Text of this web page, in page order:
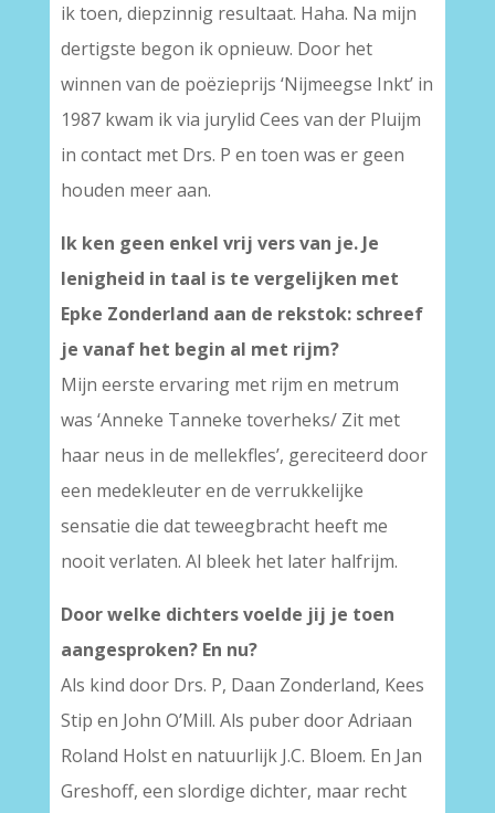
ik toen, diepzinnig resultaat. Haha. Na mijn
dertigste begon ik opnieuw. Door het
winnen van de poëzieprijs ‘Nijmeegse Inkt’ in
1987 kwam ik via jurylid Cees van der Pluijm
in contact met Drs. P en toen was er geen
houden meer aan.
Ik ken geen enkel vrij vers van je. Je
lenigheid in taal is te vergelijken met
Epke Zonderland aan de rekstok: schreef
je vanaf het begin al met rijm?
Mijn eerste ervaring met rijm en metrum
was ‘Anneke Tanneke toverheks/ Zit met
haar neus in de mellekfles’, gereciteerd door
een medekleuter en de verrukkelijke
sensatie die dat teweegbracht heeft me
nooit verlaten. Al bleek het later halfrijm.
Door welke dichters voelde jij je toen
aangesproken? En nu?
Als kind door Drs. P, Daan Zonderland, Kees
Stip en John O’Mill. Als puber door Adriaan
Roland Holst en natuurlijk J.C. Bloem. En Jan
Greshoff, een slordige dichter, maar recht